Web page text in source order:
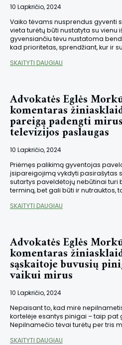
10 Lapkričio, 2024
Vaiko tėvams nusprendus gyventi
vieta turėtų būti nustatyta su vienu
gyvensiančiu tėvu nustatoma
kad prioritetas, sprendžiant, kur ir su
SKAITYTI DAUGIAU
Advokatės Eglės
komentaras
pareigą padengti
televizijos paslaugas
10 Lapkričio, 2024
Priėmęs palikimą gyventojas
įsipareigojimą vykdyti pasirašytas
sutartys paveldėtojų nebūtinai turi
terminą, bet gali būti ir nutrauktos,
SKAITYTI DAUGIAU
Advokatės Eglės
komentaras
sąskaitoje buvusių
vaikui mirus
10 Lapkričio, 2024
Nepaisant to, kad mirė
kortelėje esantys pinigai – taip pat
Nepilnamečio tėvai turėtų per tris
SKAITYTI DAUGIAU